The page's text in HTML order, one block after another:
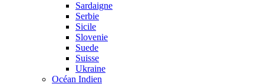
Sardaigne
Serbie
Sicile
Slovenie
Suede
Suisse
Ukraine
Océan Indien